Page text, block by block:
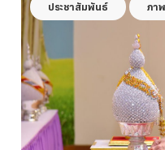
ประชาสัมพันธ์ ภา